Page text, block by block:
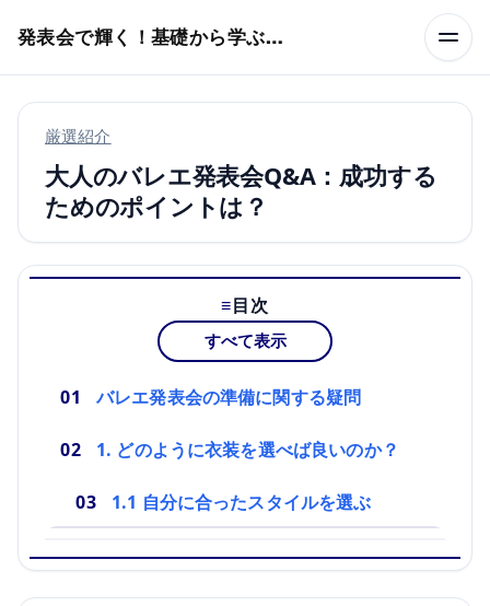
発表会で輝く！基礎から学ぶバレエ術
厳選紹介
大人のバレエ発表会Q&A：成功する
ためのポイントは？
目次
すべて表示
バレエ発表会の準備に関する疑問
1. どのように衣装を選べば良いのか？
1.1 自分に合ったスタイルを選ぶ